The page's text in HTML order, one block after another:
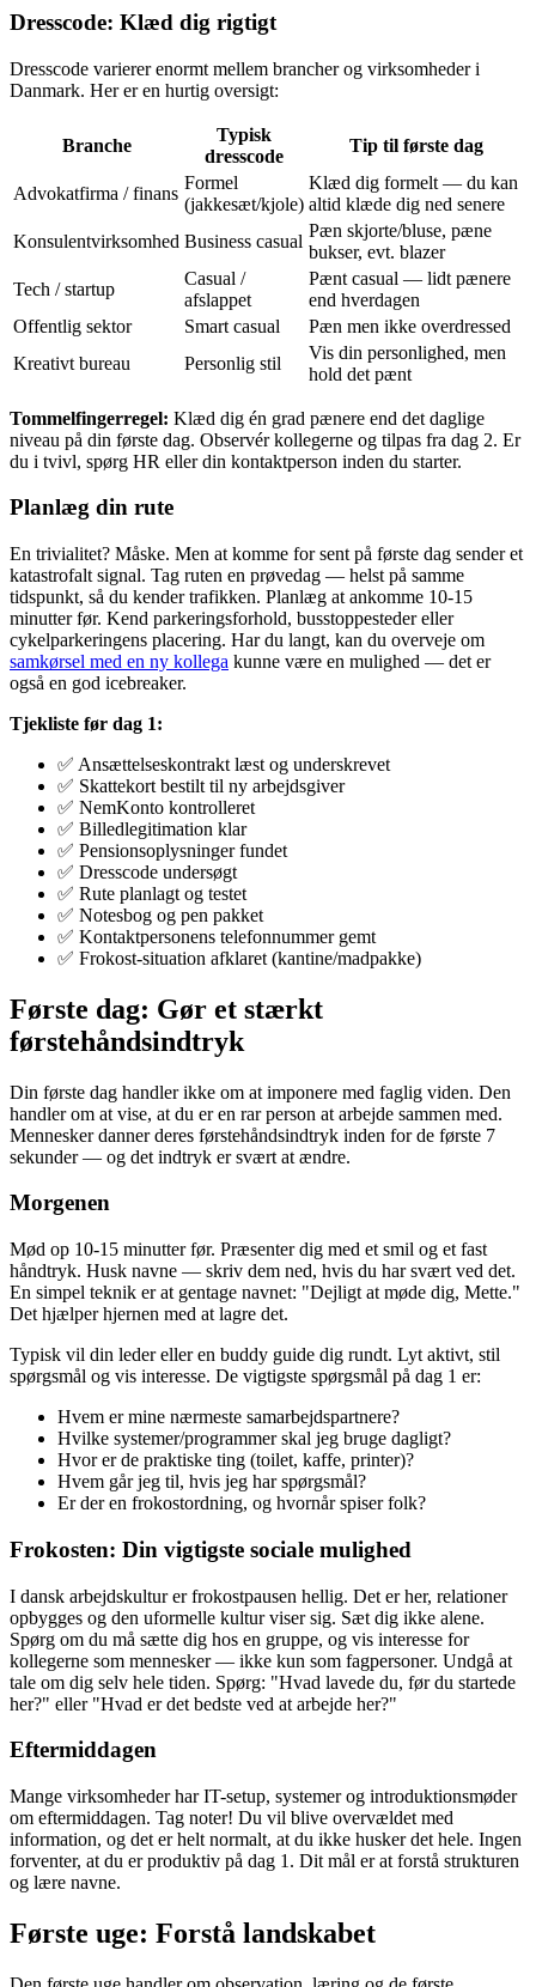
Dresscode: Klæd dig rigtigt
Dresscode varierer enormt mellem brancher og virksomheder i
Danmark. Her er en hurtig oversigt:
Branche
Typisk
dresscode
Tip til første dag
Advokatfirma / finans
Formel
(jakkesæt/kjole)
Klæd dig formelt — du kan
altid klæde dig ned senere
Konsulentvirksomhed Business casual
Pæn skjorte/bluse, pæne
bukser, evt. blazer
Tech / startup
Casual /
afslappet
Pænt casual — lidt pænere
end hverdagen
Offentlig sektor
Smart casual
Pæn men ikke overdressed
Kreativt bureau
Personlig stil
Vis din personlighed, men
hold det pænt
Tommelfingerregel: Klæd dig én grad pænere end det daglige
niveau på din første dag. Observér kollegerne og tilpas fra dag 2. Er
du i tvivl, spørg HR eller din kontaktperson inden du starter.
Planlæg din rute
En trivialitet? Måske. Men at komme for sent på første dag sender et
katastrofalt signal. Tag ruten en prøvedag — helst på samme
tidspunkt, så du kender trafikken. Planlæg at ankomme 10-15
minutter før. Kend parkeringsforhold, busstoppesteder eller
cykelparkeringens placering. Har du langt, kan du overveje om
samkørsel med en ny kollega kunne være en mulighed — det er
også en god icebreaker.
Tjekliste før dag 1:
✅ Ansættelseskontrakt læst og underskrevet
✅ Skattekort bestilt til ny arbejdsgiver
✅ NemKonto kontrolleret
✅ Billedlegitimation klar
✅ Pensionsoplysninger fundet
✅ Dresscode undersøgt
✅ Rute planlagt og testet
✅ Notesbog og pen pakket
✅ Kontaktpersonens telefonnummer gemt
✅ Frokost-situation afklaret (kantine/madpakke)
Første dag: Gør et stærkt
førstehåndsindtryk
Din første dag handler ikke om at imponere med faglig viden. Den
handler om at vise, at du er en rar person at arbejde sammen med.
Mennesker danner deres førstehåndsindtryk inden for de første 7
sekunder — og det indtryk er svært at ændre.
Morgenen
Mød op 10-15 minutter før. Præsenter dig med et smil og et fast
håndtryk. Husk navne — skriv dem ned, hvis du har svært ved det.
En simpel teknik er at gentage navnet: "Dejligt at møde dig, Mette."
Det hjælper hjernen med at lagre det.
Typisk vil din leder eller en buddy guide dig rundt. Lyt aktivt, stil
spørgsmål og vis interesse. De vigtigste spørgsmål på dag 1 er:
Hvem er mine nærmeste samarbejdspartnere?
Hvilke systemer/programmer skal jeg bruge dagligt?
Hvor er de praktiske ting (toilet, kaffe, printer)?
Hvem går jeg til, hvis jeg har spørgsmål?
Er der en frokostordning, og hvornår spiser folk?
Frokosten: Din vigtigste sociale mulighed
I dansk arbejdskultur er frokostpausen hellig. Det er her, relationer
opbygges og den uformelle kultur viser sig. Sæt dig ikke alene.
Spørg om du må sætte dig hos en gruppe, og vis interesse for
kollegerne som mennesker — ikke kun som fagpersoner. Undgå at
tale om dig selv hele tiden. Spørg: "Hvad lavede du, før du startede
her?" eller "Hvad er det bedste ved at arbejde her?"
Eftermiddagen
Mange virksomheder har IT-setup, systemer og introduktionsmøder
om eftermiddagen. Tag noter! Du vil blive overvældet med
information, og det er helt normalt, at du ikke husker det hele. Ingen
forventer, at du er produktiv på dag 1. Dit mål er at forstå strukturen
og lære navne.
Første uge: Forstå landskabet